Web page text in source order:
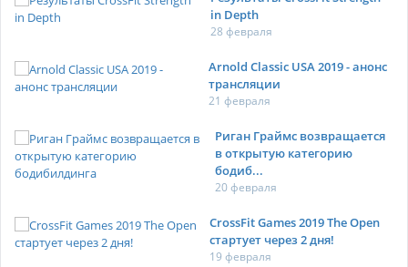
in Depth
28 февраля
Arnold Classic USA 2019 - анонс
трансляции
21 февраля
Риган Граймс возвращается
в открытую категорию
бодиб...
20 февраля
CrossFit Games 2019 The Open
стартует через 2 дня!
19 февраля